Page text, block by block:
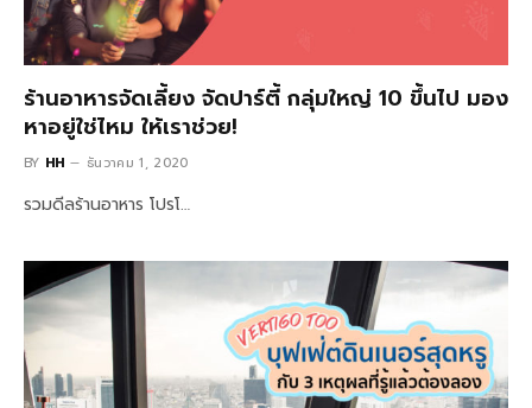
ร้านอาหารจัดเลี้ยง จัดปาร์ตี้ กลุ่มใหญ่ 10 ขึ้นไป มอง
หาอยู่ใช่ไหม ให้เราช่วย!
BY HH ธันวาคม 1, 2020
รวมดีลร้านอาหาร โปรโ…